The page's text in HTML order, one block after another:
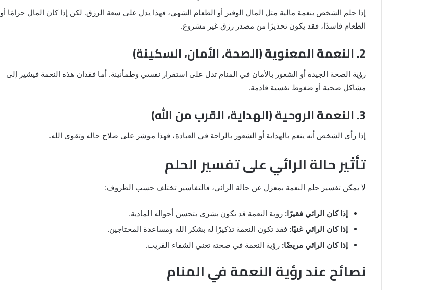
إذا حلم الشخص بنعمة مالية مثل المال الوفير أو الطعام الشهي، فهذا يدل على سعة الرزق. لكن إذا كان المال حرامًا أو
الطعام فاسدًا، فقد يكون تحذيرًا من مصدر رزق غير مشروع.
2. النعمة المعنوية (الصحة، الأمان، السكينة)
رؤية الصحة الجيدة أو الشعور بالأمان في المنام تدل على استقرار نفسي وطمأنينة. أما فقدان هذه النعمة فيشير إلى
مشاكل صحية أو ضغوط نفسية قادمة.
3. النعمة الروحية (الهداية، القرب من الله)
إذا رأى الشخص أنه ينعم بالهداية أو الشعور بالراحة في العبادة، فهذا مؤشر على صلاح حاله وتقوى الله.
تأثير حالة الرائي على تفسير الحلم
لا يمكن تفسير حلم النعمة بمعزل عن حالة الرائي، فالتفاسير تختلف حسب الظروف:
إذا كان الرائي فقيرًا: رؤية النعمة قد تكون بشرى بتحسن أحواله المادية.
إذا كان الرائي غنيًا: فقد تكون النعمة تذكيرًا له بشكر الله ومساعدة المحتاجين.
إذا كان الرائي مريضًا: رؤية النعمة في صحته تعني الشفاء القريب.
نصائح عند رؤية النعمة في المنام